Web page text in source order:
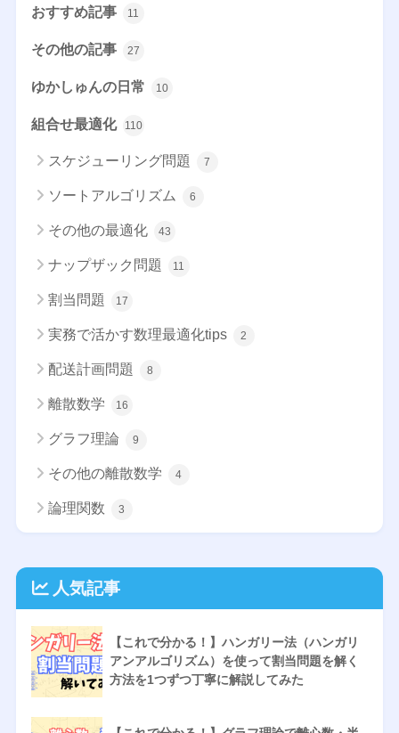
おすすめ記事 11
その他の記事 27
ゆかしゅんの日常 10
組合せ最適化 110
スケジューリング問題 7
ソートアルゴリズム 6
その他の最適化 43
ナップザック問題 11
割当問題 17
実務で活かす数理最適化tips 2
配送計画問題 8
離散数学 16
グラフ理論 9
その他の離散数学 4
論理関数 3
人気記事
【これで分かる！】ハンガリー法（ハンガリ
アンアルゴリズム）を使って割当問題を解く
方法を1つずつ丁寧に解説してみた